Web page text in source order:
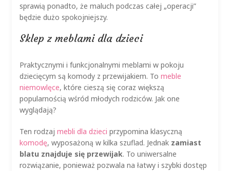
sprawią ponadto, że maluch podczas całej „operacji”
będzie dużo spokojniejszy.
Sklep z meblami dla dzieci
Praktycznymi i funkcjonalnymi meblami w pokoju
dziecięcym są komody z przewijakiem. To meble
niemowlęce, które cieszą się coraz większą
popularnością wśród młodych rodziców. Jak one
wyglądają?
Ten rodzaj mebli dla dzieci przypomina klasyczną
komodę, wyposażoną w kilka szuflad. Jednak zamiast
blatu znajduje się przewijak. To uniwersalne
rozwiązanie, ponieważ pozwala na łatwy i szybki dostęp